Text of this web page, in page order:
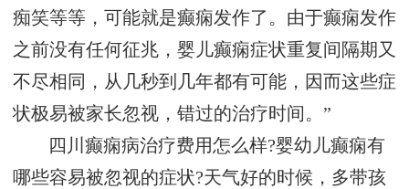
痴笑等等，可能就是癫痫发作了。由于癫痫发作
之前没有任何征兆，婴儿癫痫症状重复间隔期又
不尽相同，从几秒到几年都有可能，因而这些症
状极易被家长忽视，错过的治疗时间。”
四川癫痫病治疗费用怎么样?婴幼儿癫痫有
哪些容易被忽视的症状?天气好的时候，多带孩